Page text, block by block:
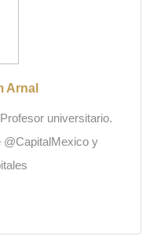
Arnal
universitario.
@CapitalMexico y